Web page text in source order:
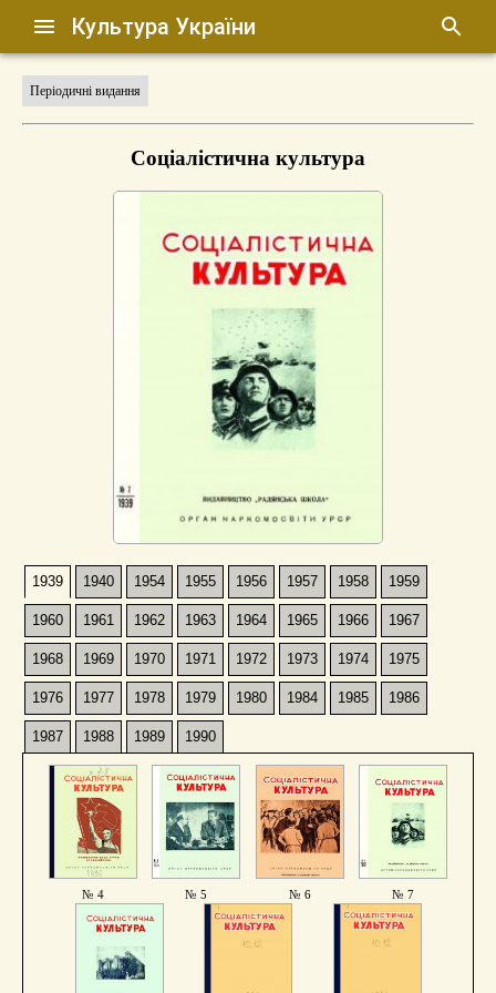
Культура України
Періодичні видання
Соціалістична культура
1939 1940 1954 1955 1956 1957 1958 1959
1960 1961 1962 1963 1964 1965 1966 1967
1968 1969 1970 1971 1972 1973 1974 1975
1976 1977 1978 1979 1980 1984 1985 1986
1987 1988 1989 1990
№ 4 № 5 № 6 № 7